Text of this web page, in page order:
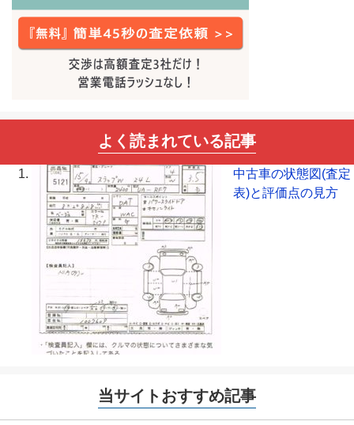
よく読まれている記事
中古車の状態図(査定
表)と評価点の見方
当サイトおすすめ記事